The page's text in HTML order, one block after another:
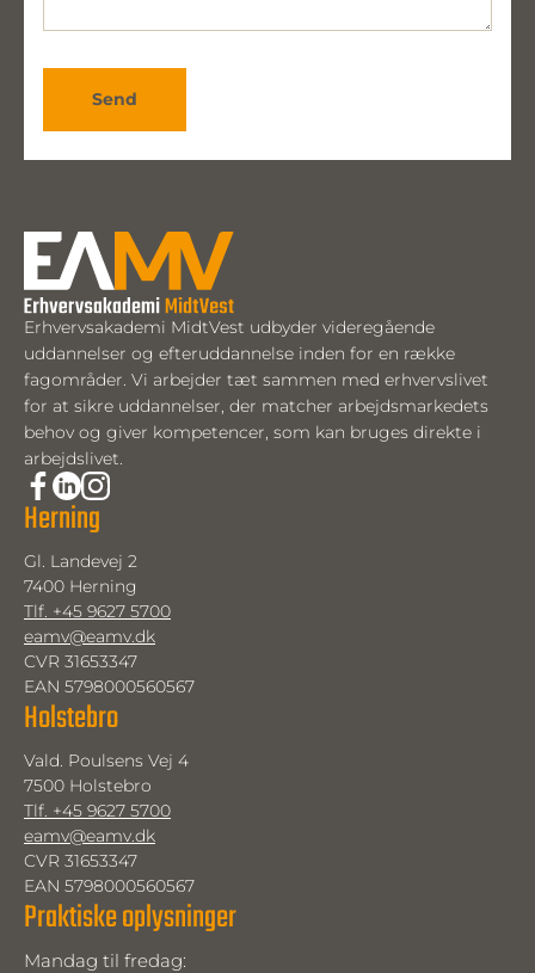
Send
Erhvervsakademi MidtVest udbyder videregående
uddannelser og efteruddannelse inden for en række
fagområder. Vi arbejder tæt sammen med erhvervslivet
for at sikre uddannelser, der matcher arbejdsmarkedets
behov og giver kompetencer, som kan bruges direkte i
arbejdslivet.
Herning
Gl. Landevej 2
7400 Herning
Tlf. +45 9627 5700
eamv@eamv.dk
CVR 31653347
EAN 5798000560567
Holstebro
Vald. Poulsens Vej 4
7500 Holstebro
Tlf. +45 9627 5700
eamv@eamv.dk
CVR 31653347
EAN 5798000560567
Praktiske oplysninger
Mandag til fredag: